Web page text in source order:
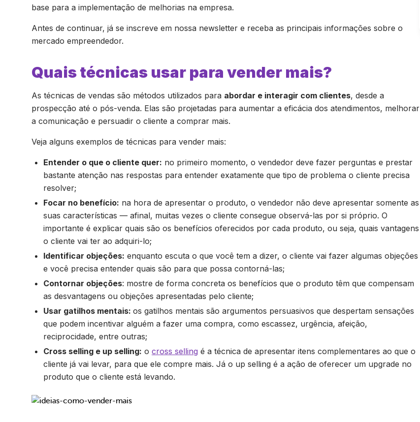
base para a implementação de melhorias na empresa.
Antes de continuar, já se inscreve em nossa newsletter e receba as principais informações sobre o
mercado empreendedor.
Quais técnicas usar para vender mais?
As técnicas de vendas são métodos utilizados para abordar e interagir com clientes, desde a
prospecção até o pós-venda. Elas são projetadas para aumentar a eficácia dos atendimentos, melhorar
a comunicação e persuadir o cliente a comprar mais.
Veja alguns exemplos de técnicas para vender mais:
Entender o que o cliente quer: no primeiro momento, o vendedor deve fazer perguntas e prestar
bastante atenção nas respostas para entender exatamente que tipo de problema o cliente precisa
resolver;
Focar no benefício: na hora de apresentar o produto, o vendedor não deve apresentar somente as
suas características — afinal, muitas vezes o cliente consegue observá-las por si próprio. O
importante é explicar quais são os benefícios oferecidos por cada produto, ou seja, quais vantagens
o cliente vai ter ao adquiri-lo;
Identificar objeções: enquanto escuta o que você tem a dizer, o cliente vai fazer algumas objeções
e você precisa entender quais são para que possa contorná-las;
Contornar objeções: mostre de forma concreta os benefícios que o produto têm que compensam
as desvantagens ou objeções apresentadas pelo cliente;
Usar gatilhos mentais: os gatilhos mentais são argumentos persuasivos que despertam sensações
que podem incentivar alguém a fazer uma compra, como escassez, urgência, afeição,
reciprocidade, entre outras;
Cross selling e up selling: o cross selling é a técnica de apresentar itens complementares ao que o
cliente já vai levar, para que ele compre mais. Já o up selling é a ação de oferecer um upgrade no
produto que o cliente está levando.